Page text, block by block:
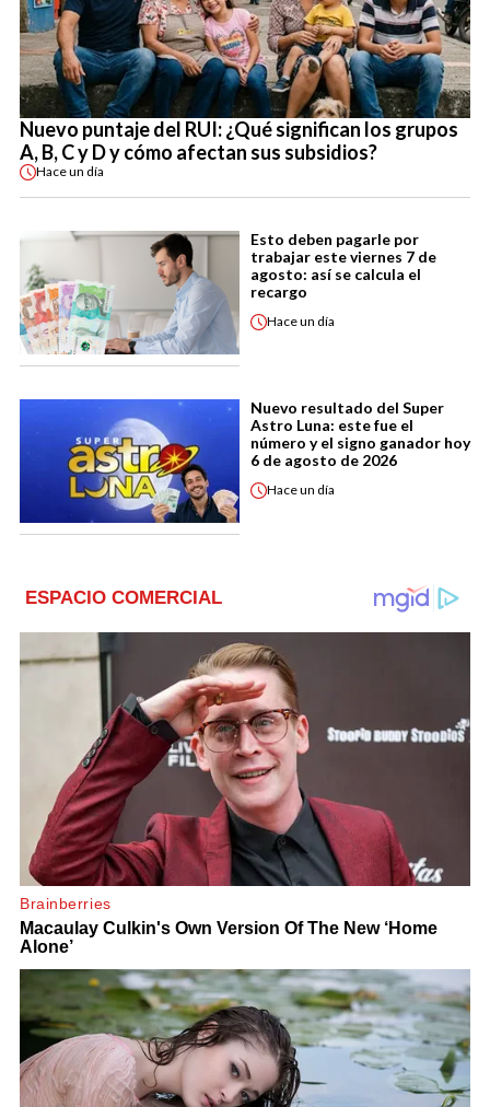
Nuevo puntaje del RUI: ¿Qué significan los grupos
A, B, C y D y cómo afectan sus subsidios?
Haceun día
Esto deben pagarle por
trabajar este viernes 7 de
agosto: así se calcula el
recargo
Haceun día
Nuevo resultado del Super
Astro Luna: este fue el
número y el signo ganador hoy
6 de agosto de 2026
Haceun día